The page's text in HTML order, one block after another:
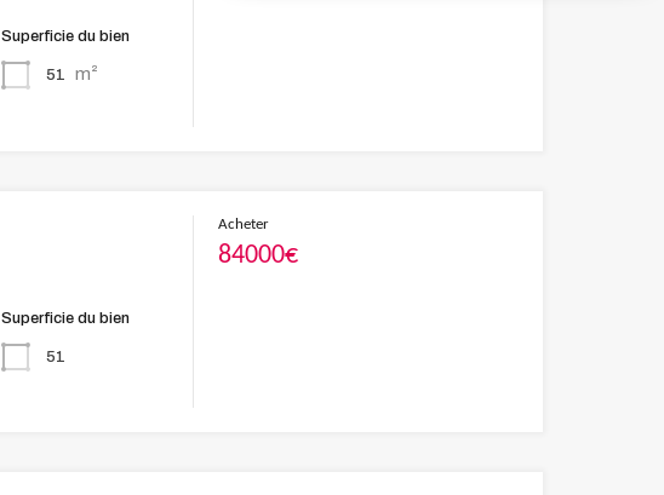
Superficie du bien
51 m²
Superficie du bien
51
Acheter
84000€